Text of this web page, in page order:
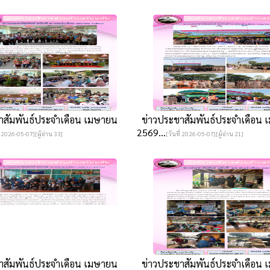
มพันธ์ประจำเดือน เมษายน
05-07][ผู้อ่าน 33]
ข่าวประชาสัมพันธ์ประจำเดือน
2569...[วันที่ 2026-05-07][ผู้อ่าน 21]
มพันธ์ประจำเดือน เมษายน ข่าวประชาสัมพันธ์ประจำเดือน